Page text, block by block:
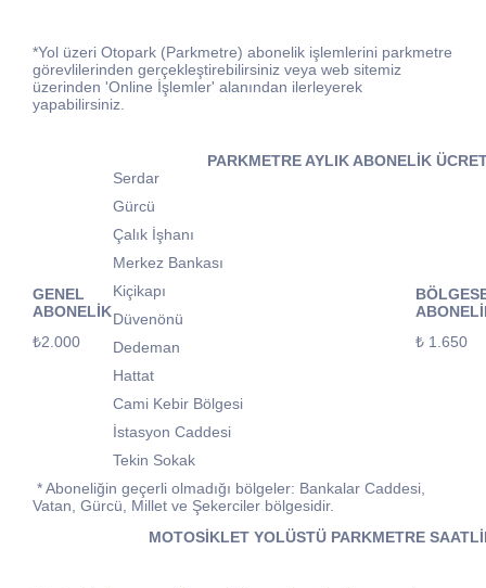
*Yol üzeri Otopark (Parkmetre) abonelik işlemlerini parkmetre
görevlilerinden gerçekleştirebilirsiniz veya web sitemiz
üzerinden 'Online İşlemler' alanından ilerleyerek
yapabilirsiniz.
PARKMETRE AYLIK ABONELİK
GENEL
ABONELİK
₺2.000
Serdar
Gürcü
Çalık İşhanı
Merkez Bankası
Kiçikapı
Düvenönü
Dedeman
Hattat
Cami Kebir Bölgesi
İstasyon Caddesi
Tekin Sokak
₺ 1.650
* Aboneliğin geçerli olmadığı bölgeler: Bankalar Caddesi,
Vatan, Gürcü, Millet ve Şekerciler bölgesidir.
MOTOSİKLET YOLÜSTÜ PARKMETRE